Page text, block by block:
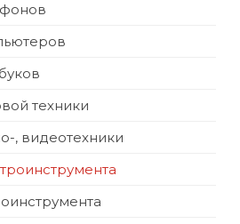
техники
, видеотехники